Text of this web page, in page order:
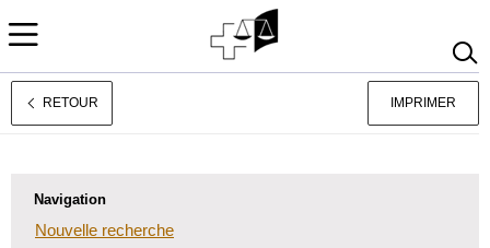
Deutsch
RETOUR IMPRIMER
Navigation
Nouvelle recherche